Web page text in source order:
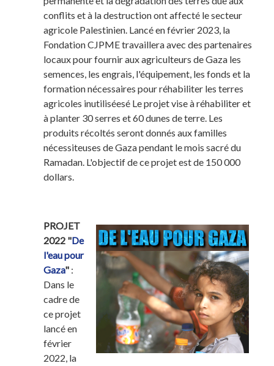
conflits et à la destruction ont affecté le secteur
agricole Palestinien. Lancé en février 2023, la
Fondation CJPME travaillera avec des partenaires
locaux pour fournir aux agriculteurs de Gaza les
semences, les engrais, l'équipement, les fonds et la
formation nécessaires pour réhabiliter les terres
agricoles inutiliséesé Le projet vise à réhabiliter et
à planter 30 serres et 60 dunes de terre. Les
produits récoltés seront donnés aux familles
nécessiteuses de Gaza pendant le mois sacré du
Ramadan. L'objectif de ce projet est de 150 000
dollars.
PROJET
2022 "De
l'eau pour
Gaza" :
Dans le
cadre de
ce projet
lancé en
février
2022, la